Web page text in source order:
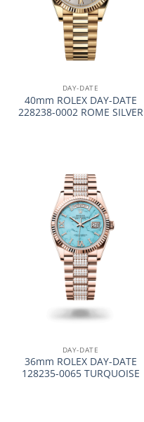
DAY-DATE
40mm ROLEX DAY-DATE
228238-0002 ROME SILVER
DAY-DATE
36mm ROLEX DAY-DATE
128235-0065 TURQUOISE